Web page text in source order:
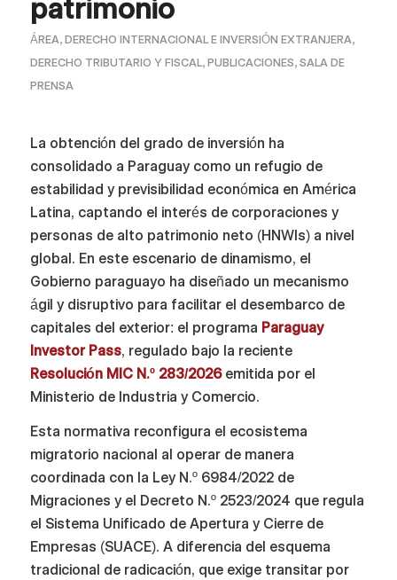
patrimonio
ÁREA, DERECHO INTERNACIONAL E INVERSIÓN EXTRANJERA,
DERECHO TRIBUTARIO Y FISCAL, PUBLICACIONES, SALA DE
PRENSA
La obtención del grado de inversión ha
consolidado a Paraguay como un refugio de
estabilidad y previsibilidad económica en América
Latina, captando el interés de corporaciones y
personas de alto patrimonio neto (HNWIs) a nivel
global. En este escenario de dinamismo, el
Gobierno paraguayo ha diseñado un mecanismo
ágil y disruptivo para facilitar el desembarco de
capitales del exterior: el programa Paraguay
Investor Pass, regulado bajo la reciente
Resolución MIC N.º 283/2026emitida por el
Ministerio de Industria y Comercio.
Esta normativa reconfigura el ecosistema
migratorio nacional al operar de manera
coordinada con la Ley N.º 6984/2022 de
Migraciones y el Decreto N.º 2523/2024 que regula
el Sistema Unificado de Apertura y Cierre de
Empresas (SUACE). A diferencia del esquema
tradicional de radicación, que exige transitar por